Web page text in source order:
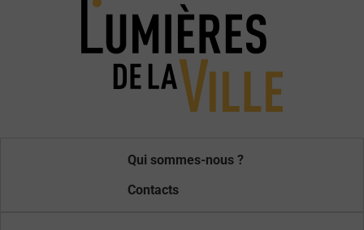
Qui sommes-nous ?
Contacts